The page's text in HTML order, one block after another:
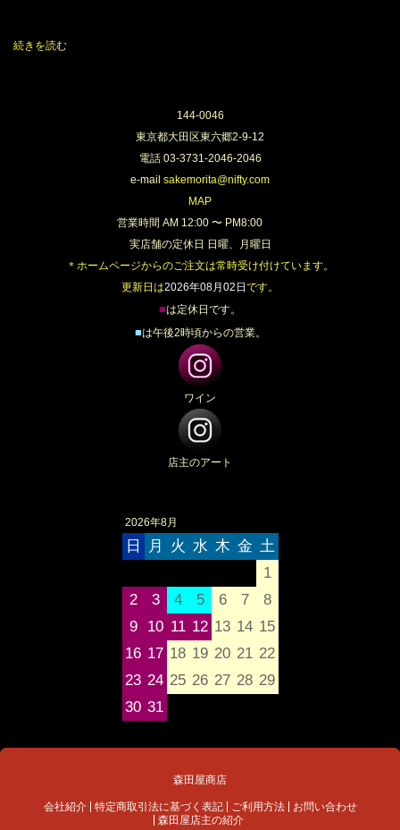
続きを読む
144-0046
東京都大田区東六郷2-9-12
電話 03-3731-2046-2046
e-mail sakemorita@nifty.com
MAP
営業時間 AM 12:00 〜 PM8:00
実店舗の定休日 日曜、月曜日
＊ホームページからのご注文は常時受け付けています。
更新日は2026年08月02日 です。
■は定休日です。
■は午後2時頃からの営業。
ワイン
店主のアート
2026年8月
日 月 火 水 木 金 土
1
2
3 4 5 6 7
8
9
10 11 12 13 14 15
16 17 18 19 20 21 22
23 24 25 26 27 28 29
30 31
森田屋商店
会社紹介 特定商取引法に基づく表記 ご利用方法
お問い合わせ
森田屋店主の紹介